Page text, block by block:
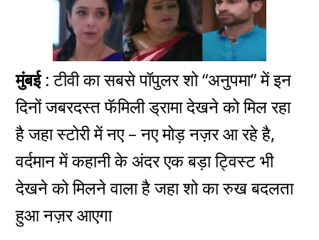
मुंबई :टीवी का सबसे पॉपुलर शो “अनुपमा” में इन
दिनों जबरदस्त फॅमिली ड्रामा देखने को मिल रहा
है जहा स्टोरी में नए – नए मोड़ नज़र आ रहे है,
वर्दमान में कहानी के अंदर एक बड़ा ट्विस्ट भी
देखने को मिलने वाला है जहा शो का रुख बदलता
हुआ नज़रआएगा